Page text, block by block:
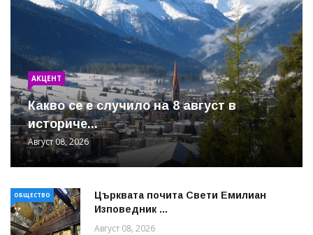
АКЦЕНТ
Какво се е случило на 8 август в
историче...
Август 08, 2026
ОБЩЕСТВО
Църквата почита Свeти Емилиан
Изповедник ...
Август 08, 2026